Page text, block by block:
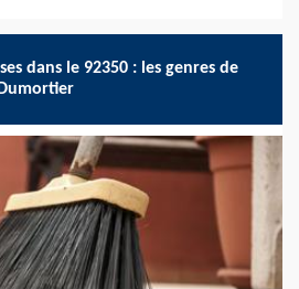
dans le 92350 : les genres de